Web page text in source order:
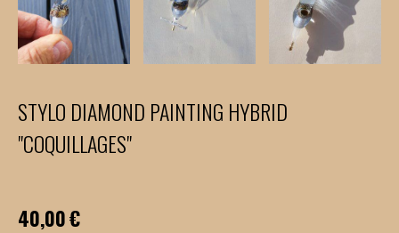
STYLO DIAMOND PAINTING HYBRID
"COQUILLAGES"
40,00€